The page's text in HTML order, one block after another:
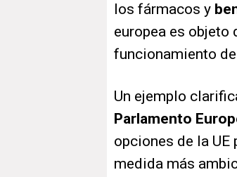
los fármacos y
europea es objeto
funcionamiento
Un ejemplo
Parlamento
opciones de la
medida más